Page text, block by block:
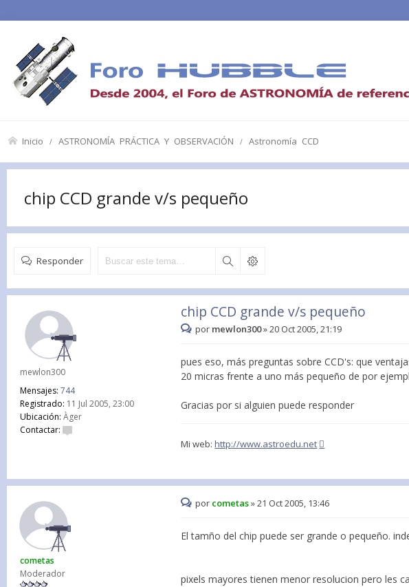
Inicio ASTRONOMÍA PRÁCTICA Y OBSERVACIÓN Astronomía CCD
chip CCD grande v/s pequeño
Responder
mewlon300
Mensajes: 744
Registrado: 11 Jul 2005, 23:00
Ubicación: Àger
Contactar:
chip CCD grande v/s pequeño
por mewlon300»20 Oct 2005, 21:19
pues eso, más preguntas sobre CCD's: que
20 micras frente a uno más pequeño de por
Gracias por si alguien puede responder
Mi web:http://www.astroedu.net
cometas
Moderador
por cometas»21 Oct 2005, 13:46
El tamño del chip puede ser grande o pequeño.
pixels mayores tienen menor resolucion pero les